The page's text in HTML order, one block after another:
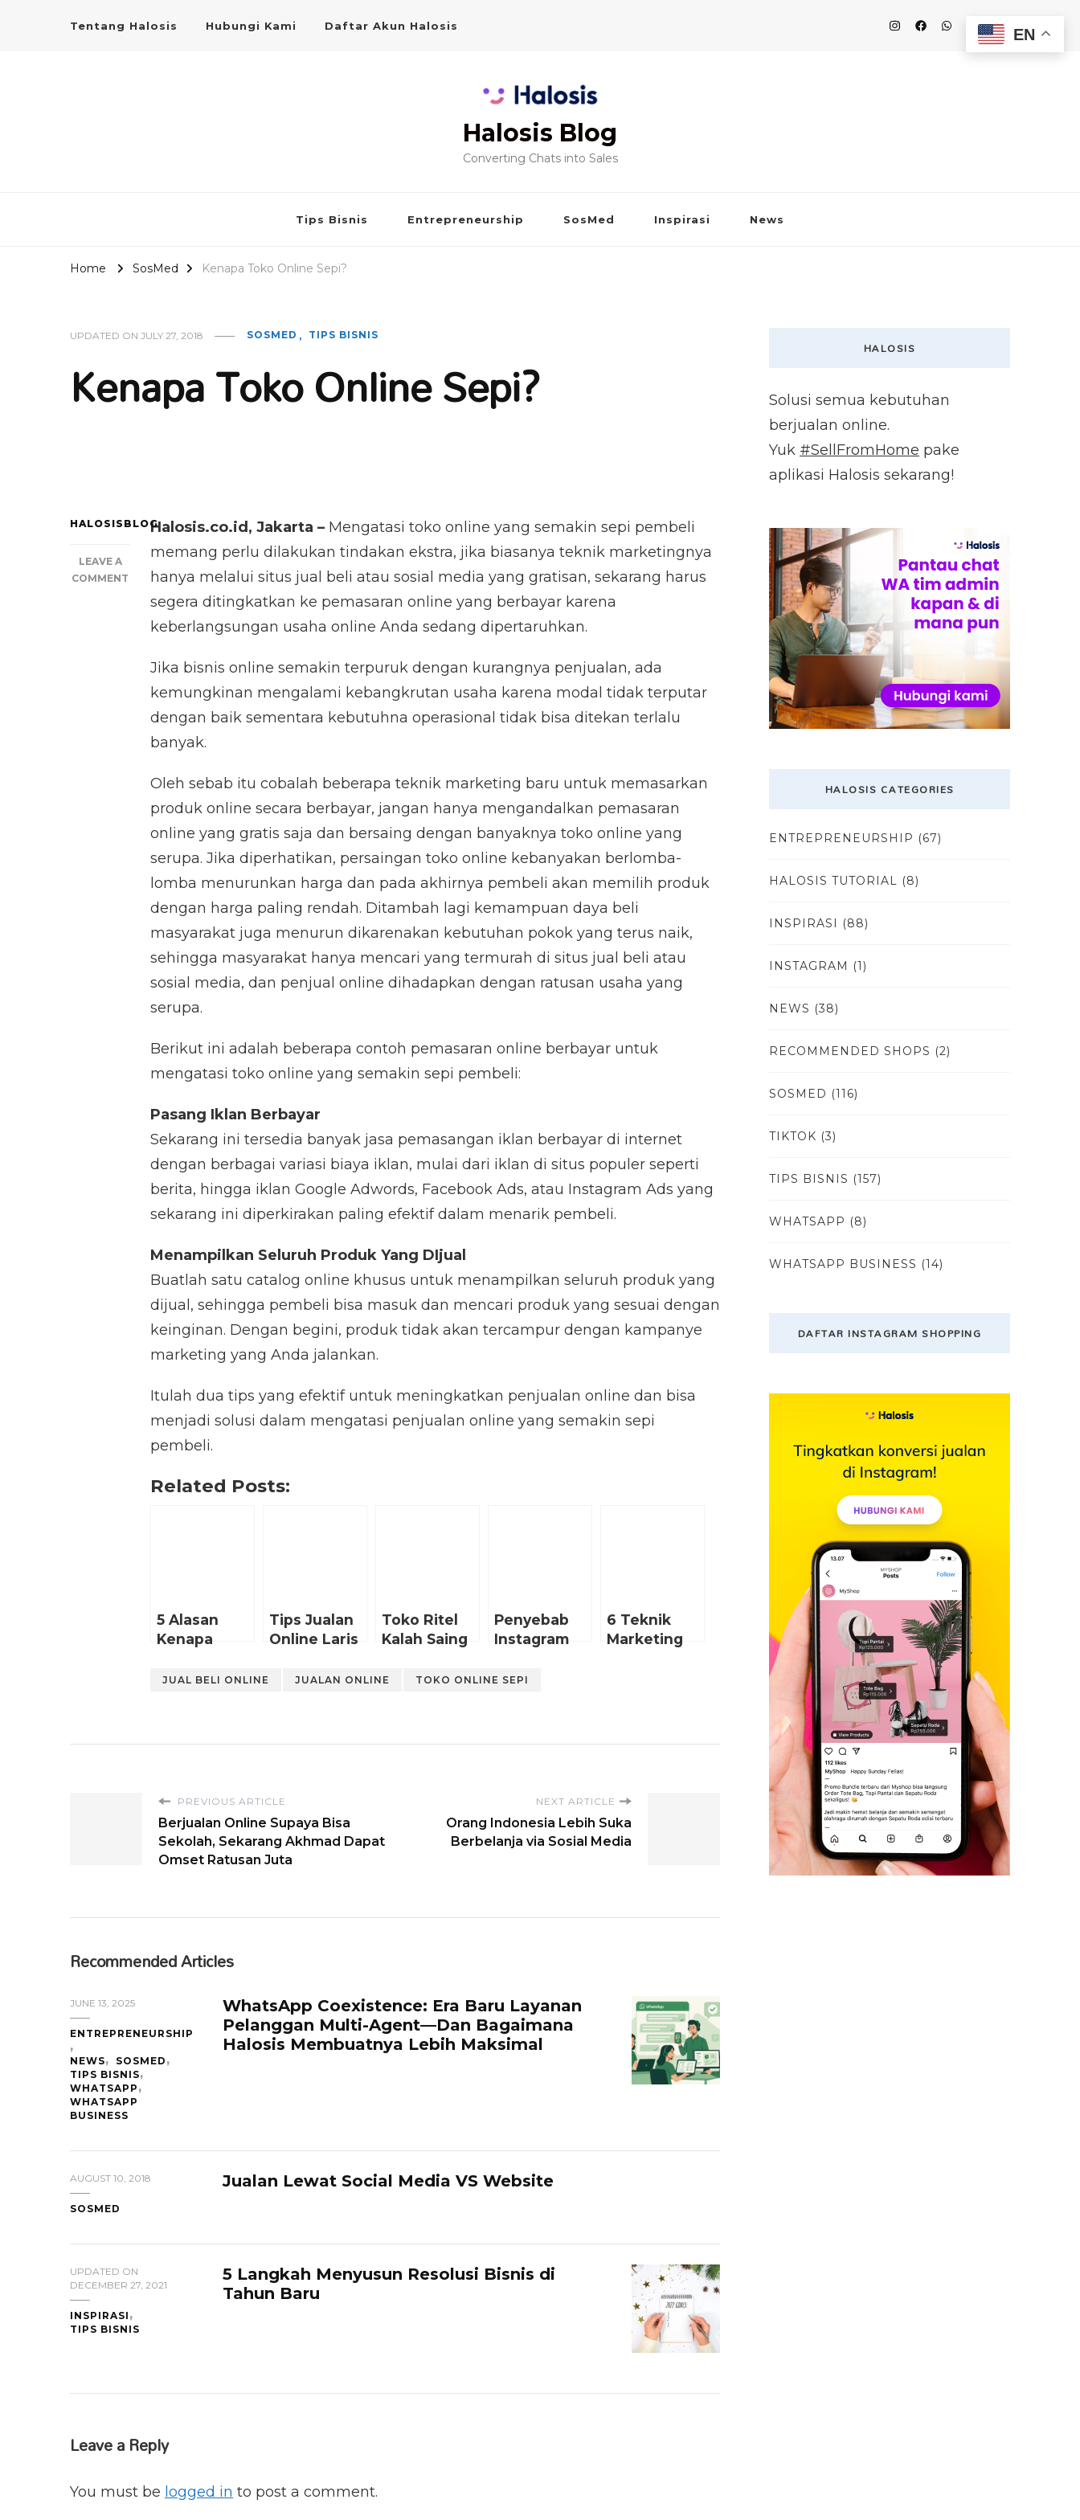
Tentang Halosis Hubungi Kami Daftar Akun Halosis
Halosis Blog
Converting Chats into Sales
Tips Bisnis Entrepreneurship SosMed Inspirasi News
Home SosMed Kenapa Toko Online Sepi?
UPDATED ON JULY 27, 2018 SOSMED TIPS BISNIS
Kenapa Toko Online Sepi?
HALOSISBLOG
LEAVE A
COMMENT
TOKO
ONLINE
Halosis.co.id, Jakarta – Mengatasi toko online yang semakin sepi pembeli
memang perlu dilakukan tindakan ekstra, jika biasanya teknik marketingnya
hanya melalui situs jual beli atau sosial media yang gratisan, sekarang harus
segera ditingkatkan ke pemasaran online yang berbayar karena
keberlangsungan usaha online Anda sedang dipertaruhkan.
Jika bisnis online semakin terpuruk dengan kurangnya penjualan, ada
kemungkinan mengalami kebangkrutan usaha karena modal tidak terputar
dengan baik sementara kebutuhna operasional tidak bisa ditekan terlalu
banyak.
Oleh sebab itu cobalah beberapa teknik marketing baru untuk memasarkan
produk online secara berbayar, jangan hanya mengandalkan pemasaran
online yang gratis saja dan bersaing dengan banyaknya toko online yang
serupa. Jika diperhatikan, persaingan toko online kebanyakan berlomba-
lomba menurunkan harga dan pada akhirnya pembeli akan memilih produk
dengan harga paling rendah. Ditambah lagi kemampuan daya beli
masyarakat juga menurun dikarenakan kebutuhan pokok yang terus naik,
sehingga masyarakat hanya mencari yang termurah di situs jual beli atau
sosial media, dan penjual online dihadapkan dengan ratusan usaha yang
serupa.
Berikut ini adalah beberapa contoh pemasaran online berbayar untuk
mengatasi toko online yang semakin sepi pembeli:
Pasang Iklan Berbayar
Sekarang ini tersedia banyak jasa pemasangan iklan berbayar di internet
dengan berbagai variasi biaya iklan, mulai dari iklan di situs populer seperti
berita, hingga iklan Google Adwords, Facebook Ads, atau Instagram Ads yang
sekarang ini diperkirakan paling efektif dalam menarik pembeli.
Menampilkan Seluruh Produk Yang DIjual
Buatlah satu catalog online khusus untuk menampilkan seluruh produk yang
dijual, sehingga pembeli bisa masuk dan mencari produk yang sesuai dengan
keinginan. Dengan begini, produk tidak akan tercampur dengan kampanye
marketing yang Anda jalankan.
Itulah dua tips yang efektif untuk meningkatkan penjualan online dan bisa
menjadi solusi dalam mengatasi penjualan online yang semakin sepi
pembeli.
Related Posts:
5 Alasan
Kenapa
Penting
Tips Jualan
Online Laris
Toko Ritel
Kalah Saing
Toko
Penyebab
Instagram
Sepi
6 Teknik
Marketing
JUAL BELI ONLINE JUALAN ONLINE TOKO ONLINE SEPI
PREVIOUS ARTICLE
Berjualan Online Supaya Bisa
Sekolah, Sekarang Akhmad Dapat
Omset Ratusan Juta
NEXT ARTICLE
Orang Indonesia Lebih Suka
Berbelanja via Sosial Media
Recommended Articles
JUNE 13, 2025
ENTREPRENEURSHIP
NEWS
SOSMED
TIPS BISNIS
WHATSAPP
WHATSAPP
BUSINESS
WhatsApp Coexistence: Era Baru Layanan
Pelanggan Multi-Agent—Dan Bagaimana
Halosis Membuatnya Lebih Maksimal
AUGUST 10, 2018
SOSMED
Jualan Lewat Social Media VS Website
UPDATED ON
DECEMBER 27, 2021
INSPIRASI
TIPS BISNIS
5 Langkah Menyusun Resolusi Bisnis di
Tahun Baru
Leave a Reply
You must be logged in to post a comment.
HALOSIS
Solusi semua kebutuhan
berjualan online.
Yuk #SellFromHome pake
aplikasi Halosis sekarang!
HALOSIS CATEGORIES
ENTREPRENEURSHIP (67)
HALOSIS TUTORIAL (8)
INSPIRASI (88)
INSTAGRAM (1)
NEWS (38)
RECOMMENDED SHOPS (2)
SOSMED (116)
TIKTOK (3)
TIPS BISNIS (157)
WHATSAPP (8)
WHATSAPP BUSINESS (14)
DAFTAR INSTAGRAM SHOPPING
EN